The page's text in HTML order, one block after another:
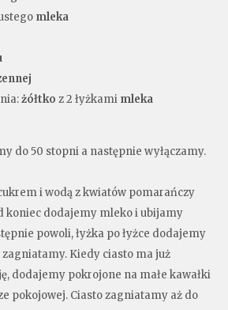
mleka
żółtko z 2 łyżkami mleka
do 50 stopni a następnie wyłączamy.
i wodą z kwiatów pomarańczy
koniec dodajemy mleko i ubijamy
powoli, łyżka po łyżce dodajemy
Kiedy ciasto ma już
dodajemy pokrojone na małe kawałki
pokojowej. Ciasto zagniatamy aż do